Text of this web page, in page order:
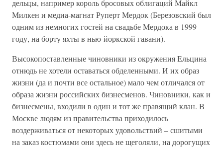
дельцы, например король бросовых облигаций Майкл
Милкен и медиа-магнат Руперт Мердок (Березовский был
одним из немногих гостей на свадьбе Мердока в 1999
году, на борту яхты в нью-йоркской гавани).
Высокопоставленные чиновники из окружения Ельцина
отнюдь не хотели оставаться обделенными. И их образ
жизни (да и почти все остальное) мало чем отличался от
образа жизни российских бизнесменов. Чиновники, как и
бизнесмены, входили в один и тот же правящий клан. В
Москве людям из правительства приходилось
воздерживаться от некоторых удовольствий – сшитыми
на заказ костюмами они здесь не щеголяли, на дорогущих